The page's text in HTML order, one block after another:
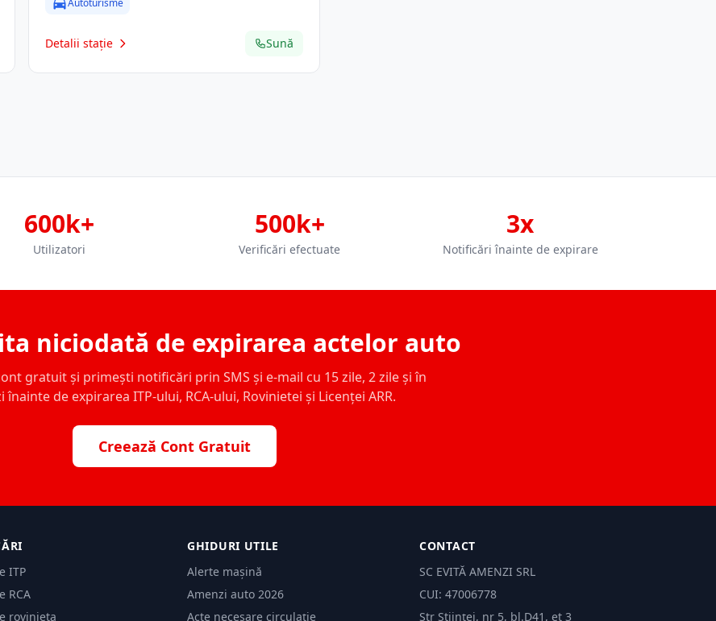
Autoturisme
Detalii stație Sună
600k+
Utilizatori
500k+
Verificări efectuate
3x
Notificări înainte de expirare
niciodată de expirarea actelor auto
gratuit și primești notificări prin SMS și e-mail cu 15 zile, 2 zile și în
înainte de expirarea ITP-ului, RCA-ului, Rovinietei și Licenței ARR.
Creează Cont Gratuit
ITP
RCA
rovinieta
GHIDURI UTILE
Alerte mașină
Amenzi auto 2026
Acte necesare circulație
CONTACT
SC EVITĂ AMENZI SRL
CUI: 47006778
Str Științei, nr 5, bl.D41, et 3